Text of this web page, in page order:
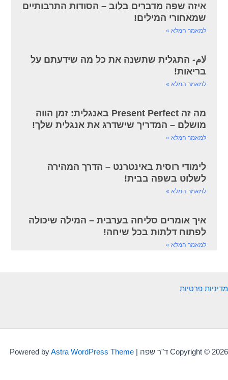
איזה שפה מדברים בלוב – הסודות התרבותיים
שמאחורי המילים!
למאמר המלא »
لام- התגלית שתשנה את כל מה שידעתם על
בריאות!
למאמר המלא »
מה זה Present Perfect באנגלית: זמן הווה
מושלם – המדריך שישדרג את אנגלית שלך!
למאמר המלא »
לימודי רוסית באינטרנט – הדרך המהירה
לשלוט בשפה בבית!
למאמר המלא »
איך אומרים סליחה בערבית – המילה שיכולה
לפתוח דלתות בכל שיחה!
למאמר המלא »
מדיניות פרטיות
Copyright © 2026 ד"ר שפה | Powered by Astra WordPress Theme